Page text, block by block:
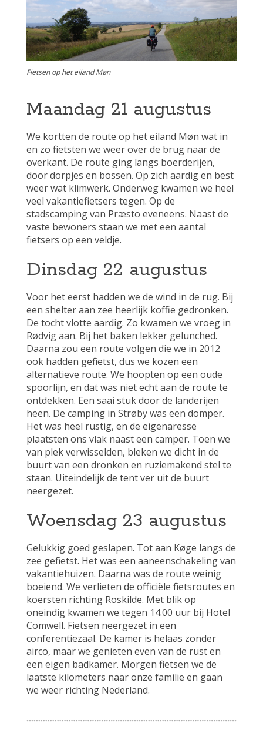
Fietsen op het eiland Møn
Maandag 21 augustus
We kortten de route op het eiland Møn wat in
en zo fietsten we weer over de brug naar de
overkant. De route ging langs boerderijen,
door dorpjes en bossen. Op zich aardig en best
weer wat klimwerk. Onderweg kwamen we heel
veel vakantiefietsers tegen. Op de
stadscamping van Præsto eveneens. Naast de
vaste bewoners staan we met een aantal
fietsers op een veldje.
Dinsdag 22 augustus
Voor het eerst hadden we de wind in de rug. Bij
een shelter aan zee heerlijk koffie gedronken.
De tocht vlotte aardig. Zo kwamen we vroeg in
Rødvig aan. Bij het baken lekker gelunched.
Daarna zou een route volgen die we in 2012
ook hadden gefietst, dus we kozen een
alternatieve route. We hoopten op een oude
spoorlijn, en dat was niet echt aan de route te
ontdekken. Een saai stuk door de landerijen
heen. De camping in Strøby was een domper.
Het was heel rustig, en de eigenaresse
plaatsten ons vlak naast een camper. Toen we
van plek verwisselden, bleken we dicht in de
buurt van een dronken en ruziemakend stel te
staan. Uiteindelijk de tent ver uit de buurt
neergezet.
Woensdag 23 augustus
Gelukkig goed geslapen. Tot aan Køge langs de
zee gefietst. Het was een aaneenschakeling van
vakantiehuizen. Daarna was de route weinig
boeiend. We verlieten de officiële fietsroutes en
koersten richting Roskilde. Met blik op
oneindig kwamen we tegen 14.00 uur bij Hotel
Comwell. Fietsen neergezet in een
conferentiezaal. De kamer is helaas zonder
airco, maar we genieten even van de rust en
een eigen badkamer. Morgen fietsen we de
laatste kilometers naar onze familie en gaan
we weer richting Nederland.